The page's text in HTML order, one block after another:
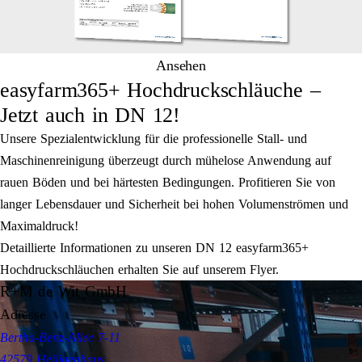
Ansehen
easyfarm365+ Hochdruckschläuche –
Jetzt auch in DN 12!
Unsere Spezialentwicklung für die professionelle Stall- und
Maschinenreinigung überzeugt durch mühelose Anwendung auf
rauen Böden und bei härtesten Bedingungen. Profitieren Sie von
langer Lebensdauer und Sicherheit bei hohen Volumenströmen und
Maximaldruck!
Detaillierte Informationen zu unseren DN 12 easyfarm365+
Hochdruckschläuchen erhalten Sie auf unserem Flyer.
R+M de Wit GmbH
Adresse
Bertha-Benz-Allee 7-11
42579 Heiligenhaus